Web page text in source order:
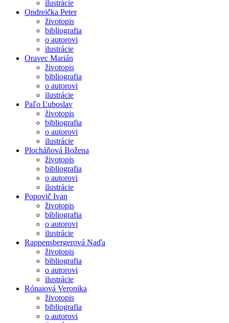
ilustrácie
Ondreička Peter
životopis
bibliografia
o autorovi
ilustrácie
Oravec Marián
životopis
bibliografia
o autorovi
ilustrácie
Paľo Ľuboslav
životopis
bibliografia
o autorovi
ilustrácie
Plocháňová Božena
životopis
bibliografia
o autorovi
ilustrácie
Popovič Ivan
životopis
bibliografia
o autorovi
ilustrácie
Rappensbergerová Naďa
životopis
bibliografia
o autorovi
ilustrácie
Rónaiová Veronika
životopis
bibliografia
o autorovi